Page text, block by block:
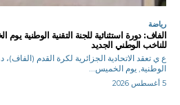
رياضة
الفاف: دورة استثنائية للجنة التقنية الوطنية
للناخب الوطني الجديد
ع ي تعقد الاتحادية الجزائرية لكرة القدم (الفاف)،
الوطنية, يوم الخميس...
5 أغسطس 2026